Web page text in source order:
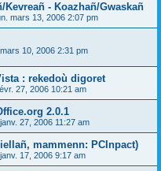
Kevreañ - Koazhañ/Gwaskañ
mars 13, 2006 2:07 pm
10, 2006 2:31 pm
: rekedoù digoret
27, 2006 10:21 am
2.0.1
27, 2006 11:27 am
mammenn: PCInpact)
17, 2006 9:17 am